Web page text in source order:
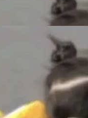
的发
基百
Groki
成内
网站
，无论
写 R
、
文
那一